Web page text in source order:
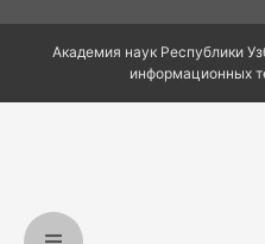
Академия наук Республики
информационных